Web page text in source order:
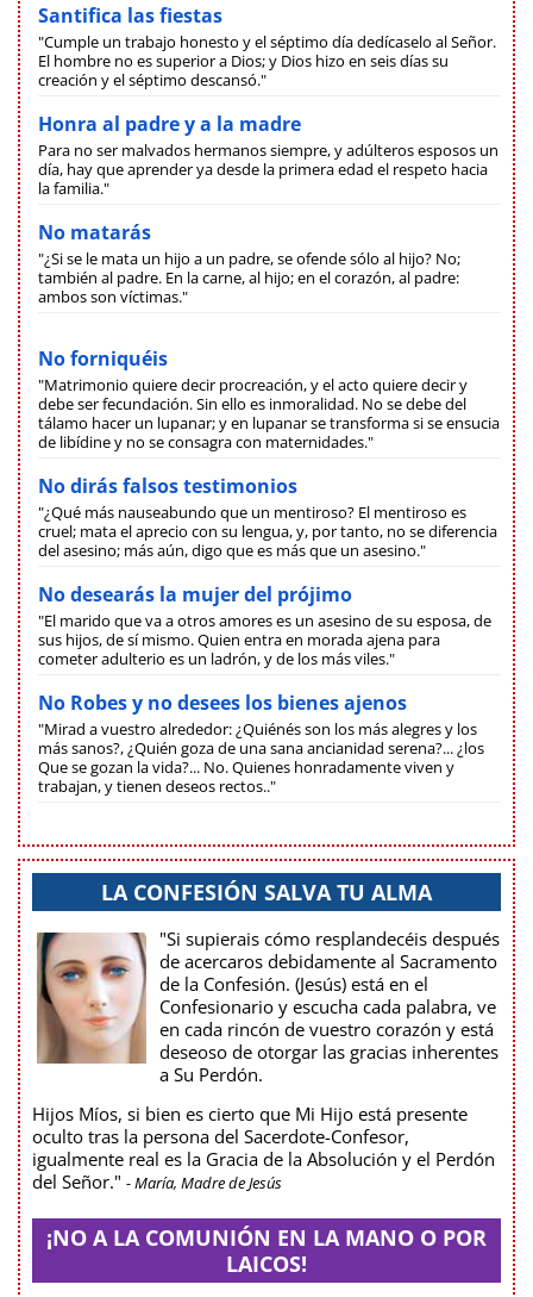
Santifica las fiestas
"Cumple un trabajo honesto y el séptimo día dedícaselo al Señor.
El hombre no es superior a Dios; y Dios hizo en seis días su
creación y el séptimo descansó."
Honra al padre y a la madre
Para no ser malvados hermanos siempre, y adúlteros esposos un
día, hay que aprender ya desde la primera edad el respeto hacia
la familia."
No matarás
"¿Si se le mata un hijo a un padre, se ofende sólo al hijo? No;
también al padre. En la carne, al hijo; en el corazón, al padre:
ambos son víctimas."
No forniquéis
"Matrimonio quiere decir procreación, y el acto quiere decir y
debe ser fecundación. Sin ello es inmoralidad. No se debe del
tálamo hacer un lupanar; y en lupanar se transforma si se ensucia
de libídine y no se consagra con maternidades."
No dirás falsos testimonios
"¿Qué más nauseabundo que un mentiroso? El mentiroso es
cruel; mata el aprecio con su lengua, y, por tanto, no se diferencia
del asesino; más aún, digo que es más que un asesino."
No desearás la mujer del prójimo
"El marido que va a otros amores es un asesino de su esposa, de
sus hijos, de sí mismo. Quien entra en morada ajena para
cometer adulterio es un ladrón, y de los más viles."
No Robes y no desees los bienes ajenos
"Mirad a vuestro alrededor: ¿Quiénés son los más alegres y los
más sanos?, ¿Quién goza de una sana ancianidad serena?... ¿los
Que se gozan la vida?... No. Quienes honradamente viven y
trabajan, y tienen deseos rectos.."
LA CONFESIÓN SALVA TU ALMA
"Si supierais cómo resplandecéis después
de acercaros debidamente al Sacramento
de la Confesión. (Jesús) está en el
Confesionario y escucha cada palabra, ve
en cada rincón de vuestro corazón y está
deseoso de otorgar las gracias inherentes
a Su Perdón.
Hijos Míos, si bien es cierto que Mi Hijo está presente
oculto tras la persona del Sacerdote-Confesor,
igualmente real es la Gracia de la Absolución y el Perdón
del Señor." - María, Madre de Jesús
¡NO A LA COMUNIÓN EN LA MANO O POR
LAICOS!